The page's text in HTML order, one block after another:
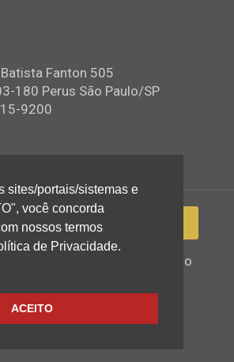
Fanton 505
180 Perus São Paulo/SP
9200
Assembleia de Deus Ministério
sites/portais/sistemas e
você concorda
nossos termos
de Privacidade.
ACEITO